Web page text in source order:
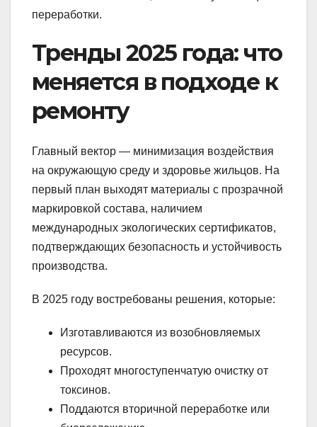
переработки.
Тренды 2025 года: что
меняется в подходе к
ремонту
Главный вектор — минимизация воздействия
на окружающую среду и здоровье жильцов. На
первый план выходят материалы с прозрачной
маркировкой состава, наличием
международных экологических сертификатов,
подтверждающих безопасность и устойчивость
производства.
В 2025 году востребованы решения, которые:
Изготавливаются из возобновляемых
ресурсов.
Проходят многоступенчатую очистку от
токсинов.
Поддаются вторичной переработке или